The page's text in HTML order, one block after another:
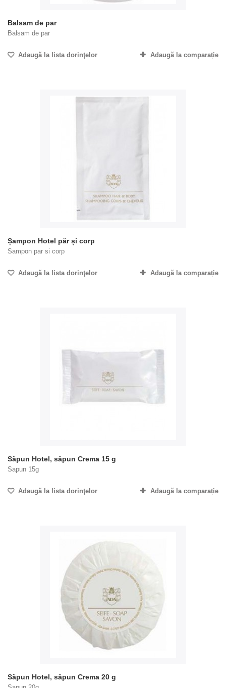
Balsam de par
Balsam de par
Adaugă la lista dorinţelor Adaugă la comparație
Șampon Hotel păr și corp
Sampon par si corp
Adaugă la lista dorinţelor Adaugă la comparație
Săpun Hotel, săpun Crema 15 g
Sapun 15g
Adaugă la lista dorinţelor Adaugă la comparație
Săpun Hotel, săpun Crema 20 g